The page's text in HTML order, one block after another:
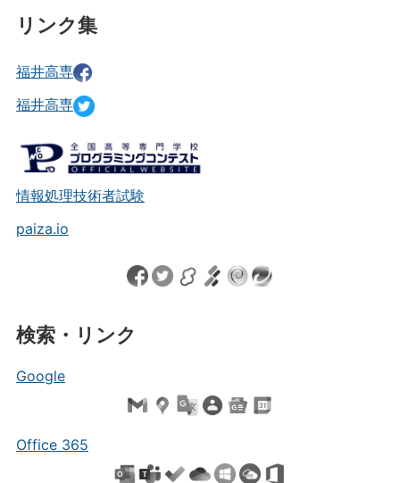
リンク集
福井高専
福井高専
情報処理技術者試験
paiza.io
検索・リンク
Google
Office 365